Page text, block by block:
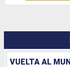
VUELTA AL